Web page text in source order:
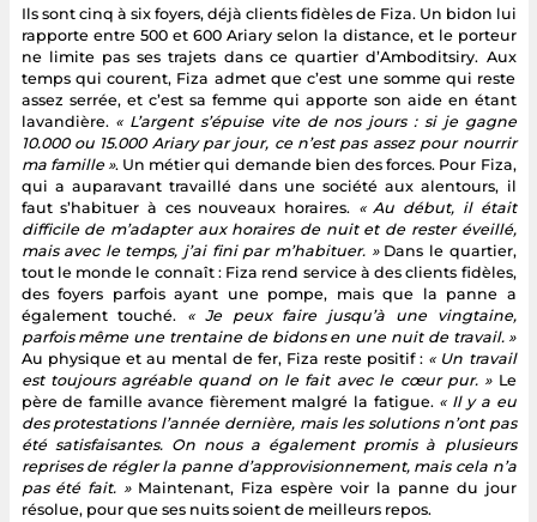
Ils sont cinq à six foyers, déjà clients fidèles de Fiza. Un bidon lui
rapporte entre 500 et 600 Ariary selon la distance, et le porteur
ne limite pas ses trajets dans ce quartier d’Amboditsiry. Aux
temps qui courent, Fiza admet que c’est une somme qui reste
assez serrée, et c’est sa femme qui apporte son aide en étant
lavandière. « L’argent s’épuise vite de nos jours : si je gagne
10.000 ou 15.000 Ariary par jour, ce n’est pas assez pour nourrir
ma famille ». Un métier qui demande bien des forces. Pour Fiza,
qui a auparavant travaillé dans une société aux alentours, il
faut s’habituer à ces nouveaux horaires. « Au début, il était
difficile de m’adapter aux horaires de nuit et de rester éveillé,
mais avec le temps, j’ai fini par m’habituer. »Dans le quartier,
tout le monde le connaît : Fiza rend service à des clients fidèles,
des foyers parfois ayant une pompe, mais que la panne a
également touché. « Je peux faire jusqu’à une vingtaine,
parfois même une trentaine de bidons en une nuit de travail. »
Au physique et au mental de fer, Fiza reste positif : « Un travail
est toujours agréable quand on le fait avec le cœur pur. » Le
père de famille avance fièrement malgré la fatigue.« Il y a eu
des protestations l’année dernière, mais les solutions n’ont pas
été satisfaisantes. On nous a également promis à plusieurs
reprises de régler la panne d’approvisionnement, mais cela n’a
pas été fait. »Maintenant, Fiza espère voir la panne du jour
résolue, pour que ses nuits soient de meilleurs repos.